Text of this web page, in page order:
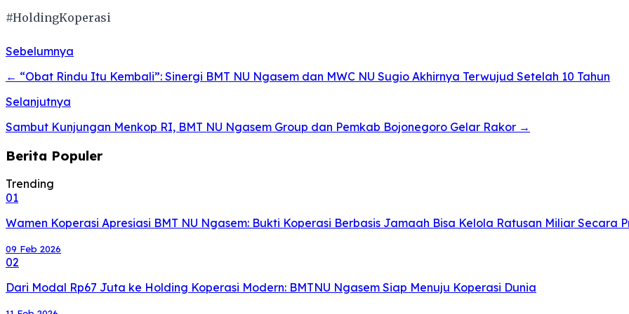
#HoldingKoperasi
Sebelumnya
← “Obat Rindu Itu Kembali”: Sinergi BMT NU Ngasem dan MWC NU Sugio Akhirnya Terwujud Setelah 10 Tahun
Selanjutnya
Sambut Kunjungan Menkop RI, BMT NU Ngasem Group dan Pemkab Bojonegoro Gelar Rakor →
Berita Populer
Trending
01
Wamen Koperasi Apresiasi BMT NU Ngasem: Bukti Koperasi Berbasis Jamaah Bisa Kelola Ratusan Miliar Secara
09 Feb 2026
02
Dari Modal Rp67 Juta ke Holding Koperasi Modern: BMTNU Ngasem Siap Menuju Koperasi Dunia